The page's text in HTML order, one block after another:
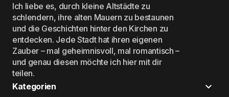
Ich liebe es, durch kleine Altstädte zu
schlendern, ihre alten Mauern zu bestaunen
und die Geschichten hinter den Kirchen zu
entdecken. Jede Stadt hat ihren eigenen
Zauber – mal geheimnisvoll, mal romantisch –
und genau diesen möchte ich hier mit dir
teilen.
Kategorien